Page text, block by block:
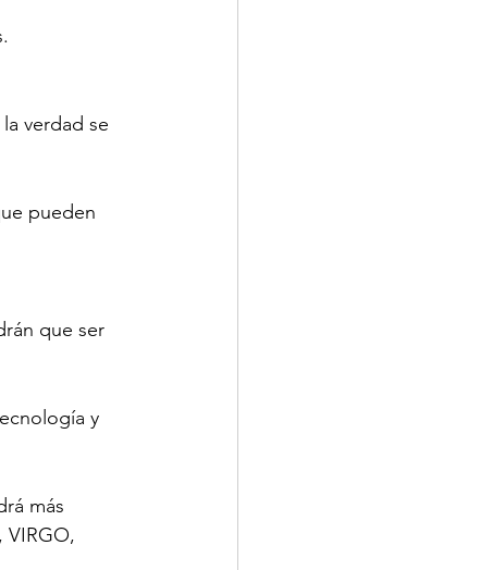
verdad se
pueden
que ser
y
más
VIRGO,